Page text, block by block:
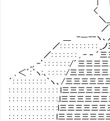
< ＼
＼＿,| ｀ ｰ--‐ ´ !＿
／￣￣ヽ /
＿ -―--ヽ、／´ﾉ
／: : : : : : : : : : _ノ三三
／: : : : : : : , - ‐ ´三三三
_, -’: : : : : : :/´三三三三三
, ＜´:｀ヽ:、: : : : :/三三三三
´: : : : : : : : :｀ヽ、/三三三三
: : : : : : : : : : : : : l三三三三三
: : : : : : : : : : : : :.l三三三三三
: : : : : : : : : : : : :l三三三三三
: : : : : : : : : : : : l三三三三三三